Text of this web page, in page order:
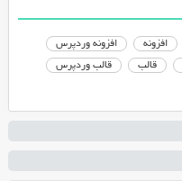
افزونه افزونه وردپرس
قالب قالب وردپرس